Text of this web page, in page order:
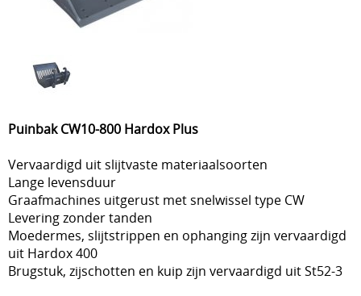
Puinbak CW10-800 Hardox Plus
Vervaardigd uit slijtvaste materiaalsoorten
Lange levensduur
Graafmachines uitgerust met snelwissel type CW
Levering zonder tanden
Moedermes, slijtstrippen en ophanging zijn vervaardigd
uit Hardox 400
Brugstuk, zijschotten en kuip zijn vervaardigd uit St52-3